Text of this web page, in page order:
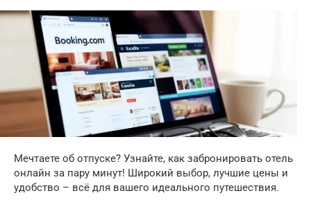
Мечтаете об отпуске? Узнайте, как забронировать отель
онлайн за пару минут! Широкий выбор, лучшие цены и
удобство – всё для вашего идеального путешествия.